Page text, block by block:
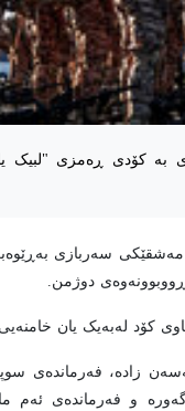
بە کۆدی ڕەمزی "لبیک یا
مەشقێکی سەربازی
دوژمن.
کۆد لەبەیک یان
زادە، فەرماندەی
و فەرماندەی ئەم